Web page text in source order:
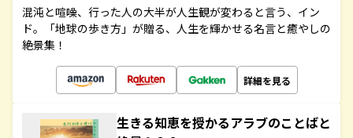
混沌と喧噪、行った人の大半が人生観が変わると言う、イン
ド。「地球の歩き方」が贈る、人生を輝かせる名言と癒やしの
絶景集！
詳細を見る
生きる知恵を授かるアラブのことばと